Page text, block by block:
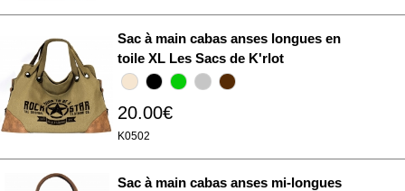
Sac à main cabas anses longues en
toile XL Les Sacs de K'rlot
20.00€
K0502
Sac à main cabas anses mi-longues